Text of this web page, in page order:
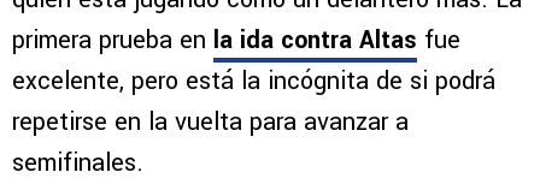
primera prueba en la ida contra Altas fue
excelente, pero está la incógnita de si podrá
repetirse en la vuelta para avanzar a
semifinales.